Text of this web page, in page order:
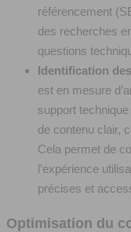
référencement
des recherches
questions
Identification
est en mesure
support
de contenu clair,
Cela permet de
l’expérience
précises et
Optimisation du